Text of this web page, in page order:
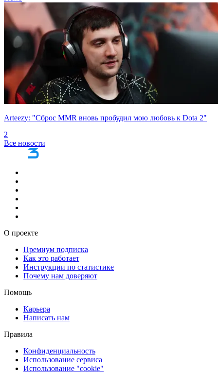
Arteezy: "Сброс MMR вновь пробудил мою любовь к Dota 2"
2
Все новости
О проекте
Премиум подписка
Как это работает
Инструкции по статистике
Почему нам доверяют
Помощь
Карьера
Написать нам
Правила
Конфиденциальность
Использование сервиса
Использование "cookie"